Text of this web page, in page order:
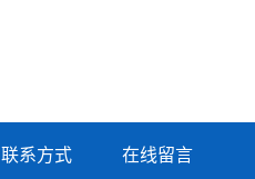
联系方式 在线留言